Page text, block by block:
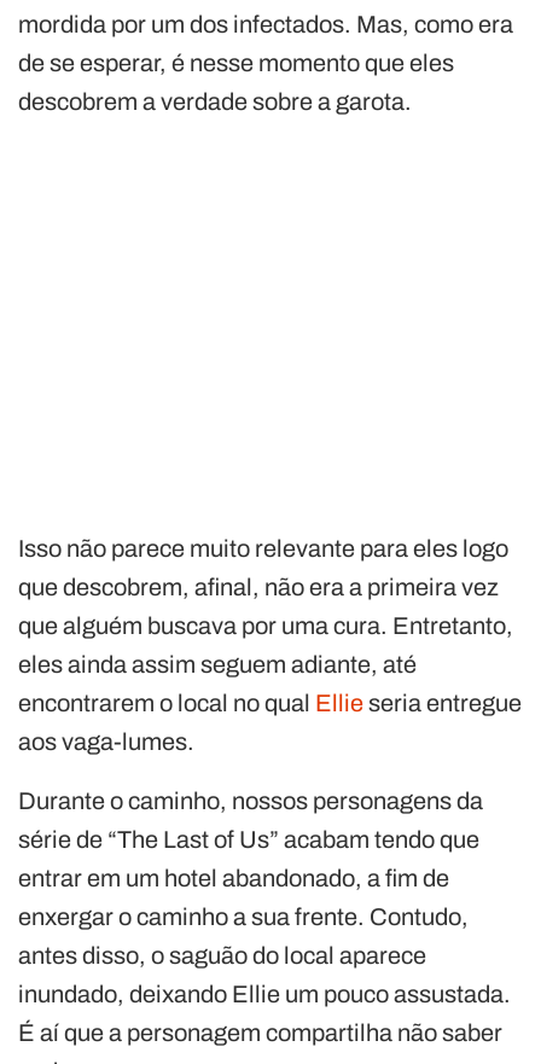
mordida por um dos infectados. Mas, como era
de se esperar, é nesse momento que eles
descobrem a verdade sobre a garota.
Isso não parece muito relevante para eles logo
que descobrem, afinal, não era a primeira vez
que alguém buscava por uma cura. Entretanto,
eles ainda assim seguem adiante, até
encontrarem o local no qual Ellieseria entregue
aos vaga-lumes.
Durante o caminho, nossos personagens da
série de “The Last of Us” acabam tendo que
entrar em um hotel abandonado, a fim de
enxergar o caminho a sua frente. Contudo,
antes disso, o saguão do local aparece
inundado, deixando Ellie um pouco assustada.
É aí que a personagem compartilha não saber